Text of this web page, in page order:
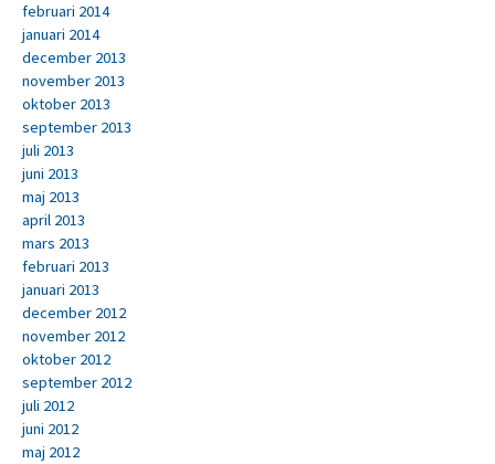
februari 2014
januari 2014
december 2013
november 2013
oktober 2013
september 2013
juli 2013
juni 2013
maj 2013
april 2013
mars 2013
februari 2013
januari 2013
december 2012
november 2012
oktober 2012
september 2012
juli 2012
juni 2012
maj 2012